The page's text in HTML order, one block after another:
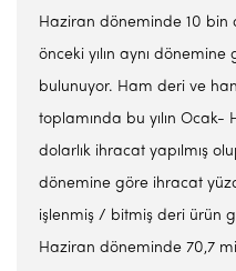
Haziran döneminde 10
önceki yılın aynı
bulunuyor. Ham deri ve
toplamında bu yılın
dolarlık ihracat yapılmış
dönemine göre ihracat
işlenmiş / bitmiş deri ürün
Haziran döneminde 70,7